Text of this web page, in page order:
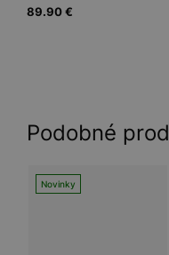
89.90 €
Podobné
Novinky